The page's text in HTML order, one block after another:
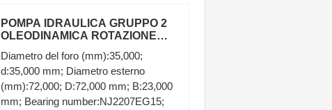
POMPA IDRAULICA GRUPPO 2
OLEODINAMICA ROTAZIONE
Diametro del foro (mm):35,000;
d:35,000 mm; Diametro esterno
(mm):72,000; D:72,000 mm; B:23,000
mm; Bearing number:NJ2207EG15;